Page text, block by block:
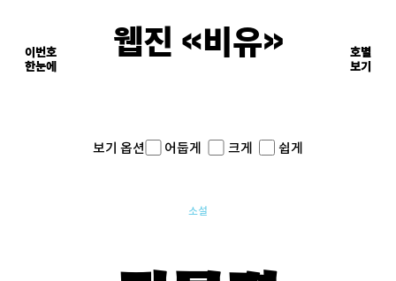
웹진 《비유》
이면의 장면들
이번호
한눈에
호별
보기
보기 옵션 어둡게 크게 쉽게
소설